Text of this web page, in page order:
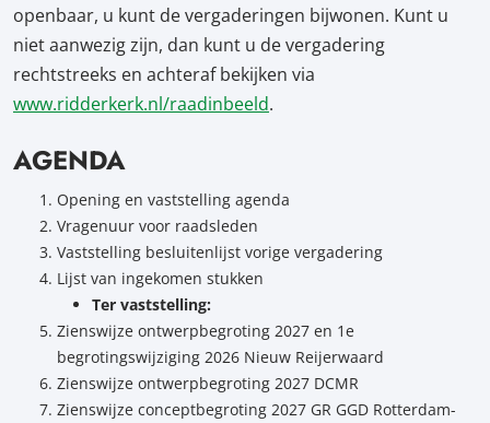
openbaar, u kunt de vergaderingen bijwonen. Kunt u
niet aanwezig zijn, dan kunt u de vergadering
rechtstreeks en achteraf bekijken via
www.ridderkerk.nl/raadinbeeld.
AGENDA
Opening en vaststelling agenda
Vragenuur voor raadsleden
Vaststelling besluitenlijst vorige vergadering
Lijst van ingekomen stukken
Ter vaststelling:
Zienswijze ontwerpbegroting 2027 en 1e
begrotingswijziging 2026 Nieuw Reijerwaard
Zienswijze ontwerpbegroting 2027 DCMR
Zienswijze conceptbegroting 2027 GR GGD Rotterdam-